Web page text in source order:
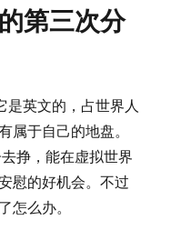
第三次分
英文的，占世界人
属于自己的地盘。
挣，能在虚拟世界
慰的好机会。不过
怎么办。